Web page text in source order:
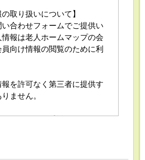
の取り扱いについて】
い合わせフォームでご提供い
情報は老人ホームマップの会
員向け情報の閲覧のために利
報を許可なく第三者に提供す
ません。
情報の安全管理が図られるよ